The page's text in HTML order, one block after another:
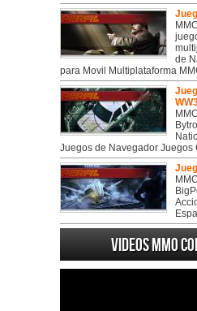
de
para Movil Multiplataforma
Juegos de Navegador Juegos
Videos MMO